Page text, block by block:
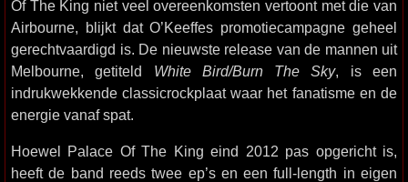
Of The King niet veel overeenkomsten vertoont met die van
Airbourne, blijkt dat O’Keeffes promotiecampagne geheel
gerechtvaardigd is. De nieuwste release van de mannen uit
Melbourne, getiteld White Bird/Burn The Sky, is een
indrukwekkende classicrockplaat waar het fanatisme en de
energie vanaf spat.
Hoewel Palace Of The King eind 2012 pas opgericht is,
heeft de band reeds twee ep’s en een full-length in eigen